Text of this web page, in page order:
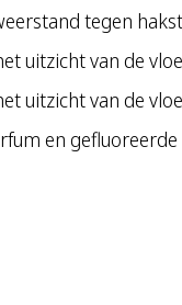
tegen
uitzicht van de
uitzicht van de
en